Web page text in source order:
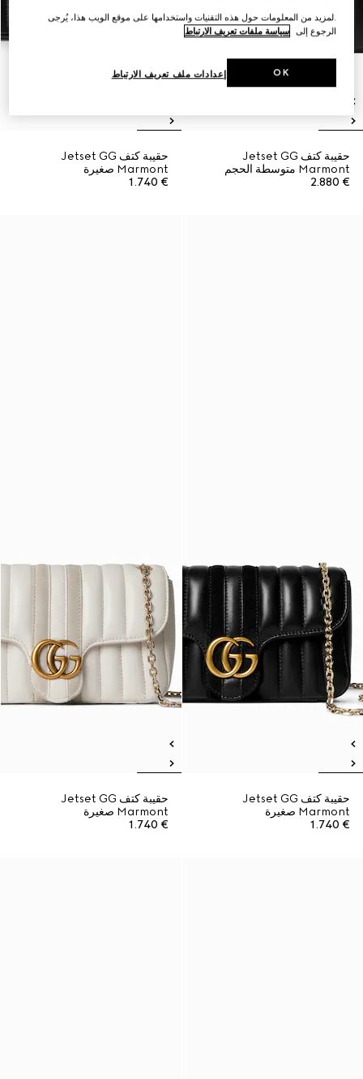
حقيبة كتف Jetset GG
Marmont متوسطة الحجم
€ 2.880
حقيبة كتف Jetset GG
Marmont صغيرة
€ 1.740
حقيبة كتف Jetset GG
Marmont صغيرة
€ 1.740
حقيبة كتف Jetset GG
Marmont صغيرة
€ 1.740
.لمزيد من المعلومات حول هذه التقنيات واستخدامها على موقع الويب هذا، يُرجى
الرجوع إلى سياسة ملفات تعريف الارتباط
إعدادات ملف تعريف الارتباط OK